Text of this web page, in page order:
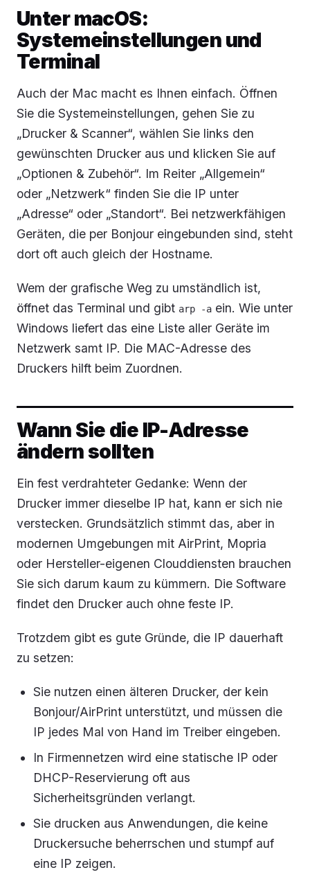
Unter macOS:
Systemeinstellungen und
Terminal
Auch der Mac macht es Ihnen einfach. Öffnen
Sie die Systemeinstellungen, gehen Sie zu
„Drucker & Scanner“, wählen Sie links den
gewünschten Drucker aus und klicken Sie auf
„Optionen & Zubehör“. Im Reiter „Allgemein“
oder „Netzwerk“ finden Sie die IP unter
„Adresse“ oder „Standort“. Bei netzwerkfähigen
Geräten, die per Bonjour eingebunden sind, steht
dort oft auch gleich der Hostname.
Wem der grafische Weg zu umständlich ist,
öffnet das Terminal und gibt arp -a ein. Wie unter
Windows liefert das eine Liste aller Geräte im
Netzwerk samt IP. Die MAC-Adresse des
Druckers hilft beim Zuordnen.
Wann Sie die IP-Adresse
ändern sollten
Ein fest verdrahteter Gedanke: Wenn der
Drucker immer dieselbe IP hat, kann er sich nie
verstecken. Grundsätzlich stimmt das, aber in
modernen Umgebungen mit AirPrint, Mopria
oder Hersteller-eigenen Clouddiensten brauchen
Sie sich darum kaum zu kümmern. Die Software
findet den Drucker auch ohne feste IP.
Trotzdem gibt es gute Gründe, die IP dauerhaft
zu setzen:
Sie nutzen einen älteren Drucker, der kein
Bonjour/AirPrint unterstützt, und müssen die
IP jedes Mal von Hand im Treiber eingeben.
In Firmennetzen wird eine statische IP oder
DHCP-Reservierung oft aus
Sicherheitsgründen verlangt.
Sie drucken aus Anwendungen, die keine
Druckersuche beherrschen und stumpf auf
eine IP zeigen.